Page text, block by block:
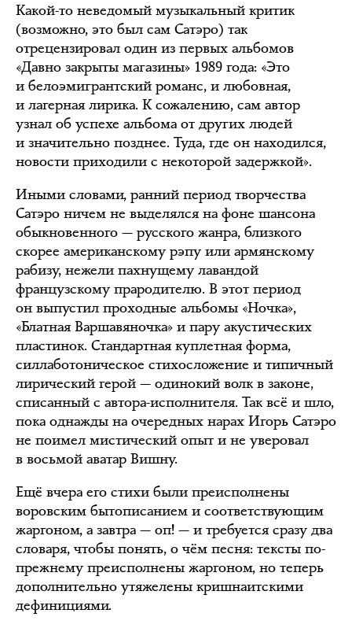
Какой-то неведомый музыкальный критик
(возможно, это был сам Сатэро) так
отрецензировал один из первых альбомов
«Давно закрыты магазины» 1989 года: «Это
и белоэмигрантский романс, и любовная,
и лагерная лирика. К сожалению, сам автор
узнал об успехе альбома от других людей
и значительно позднее. Туда, где он находился,
новости приходили с некоторой задержкой».
Иными словами, ранний период творчества
Сатэро ничем не выделялся на фоне шансона
обыкновенного — русского жанра, близкого
скорее американскому рэпу или армянскому
рабизу, нежели пахнущему лавандой
французскому прародителю. В этот период
он выпустил проходные альбомы «Ночка»,
«Блатная Варшавяночка» и пару акустических
пластинок. Стандартная куплетная форма,
силлаботоническое стихосложение и типичный
лирический герой — одинокий волк в законе,
списанный с автора-исполнителя. Так всё и шло,
пока однажды на очередных нарах Игорь Сатэро
не поимел мистический опыт и не уверовал
в восьмой аватар Вишну.
Ещё вчера его стихи были преисполнены
воровским бытописанием и соответствующим
жаргоном, а завтра — оп! — и требуется сразу два
словаря, чтобы понять, о чём песня: тексты по-
прежнему преисполнены жаргоном, но теперь
дополнительно утяжелены кришнаитскими
дефинициями.